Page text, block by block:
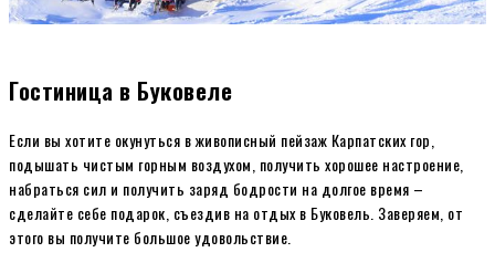
Гостиница в Буковеле
Если вы хотите окунуться в живописный пейзаж Карпатских гор,
подышать чистым горным воздухом, получить хорошее настроение,
набраться сил и получить заряд бодрости на долгое время –
сделайте себе подарок, съездив на отдых в Буковель. Заверяем, от
этого вы получите большое удовольствие.